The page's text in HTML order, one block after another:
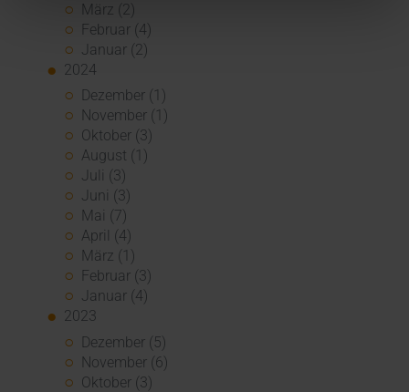
März (2)
Februar (4)
Januar (2)
2024
Dezember (1)
November (1)
Oktober (3)
August (1)
Juli (3)
Juni (3)
Mai (7)
April (4)
März (1)
Februar (3)
Januar (4)
2023
Dezember (5)
November (6)
Oktober (3)